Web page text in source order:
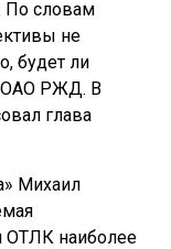
По словам
не
будет ли
ОАО РЖД. В
глава
Михаил
ОТЛК наиболее